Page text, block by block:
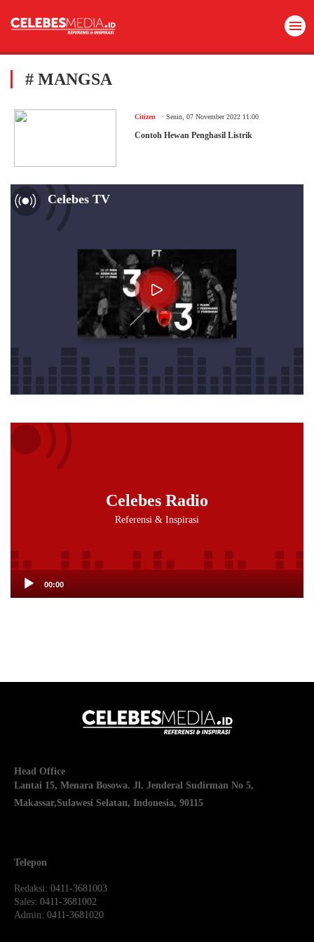
# MANGSA
Citizen Senin, 07 November 2022 11:00
Contoh Hewan Penghasil Listrik
Celebes TV
Now Playing
Celebes Radio
Referensi & Inspirasi
Audio
Player
00:00
Head Office
Lantai 15, Menara Bosowa. Jl. Jenderal Sudirman No 5,
Makassar,Sulawesi Selatan, Indonesia, 90115
Telepon
Redaksi: 0411-3681003
Sales: 0411-3681002
Admin: 0411-3681020